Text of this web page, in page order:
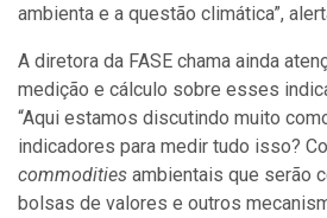
ambienta e a questão climática”,
A diretora da FASE chama ainda
medição e cálculo sobre esses
“Aqui estamos discutindo muito
indicadores para medir tudo isso?
commodities ambientais que serão
bolsas de valores e outros